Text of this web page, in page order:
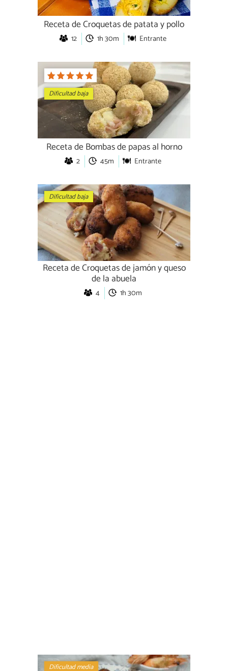
Receta de Croquetas de patata y pollo
12 1h 30m Entrante
Dificultad baja
Receta de Bombas de papas al horno
2 45m Entrante
Dificultad baja
Receta de Croquetas de jamón y queso
de la abuela
4 1h 30m
Dificultad media